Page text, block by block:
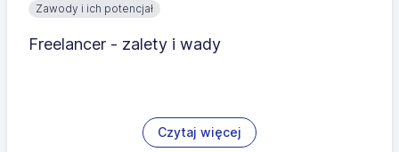
Zawody i ich potencjał
Freelancer - zalety i wady
Czytaj więcej